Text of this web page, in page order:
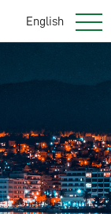
English